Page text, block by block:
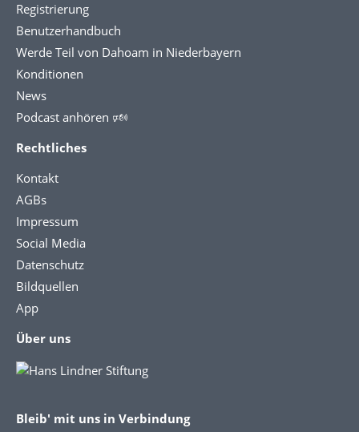
Registrierung
Benutzerhandbuch
Werde Teil von Dahoam in Niederbayern
Konditionen
News
Podcast anhören 🕬
Rechtliches
Kontakt
AGBs
Impressum
Social Media
Datenschutz
Bildquellen
App
Über uns
Bleib' mit uns in Verbindung